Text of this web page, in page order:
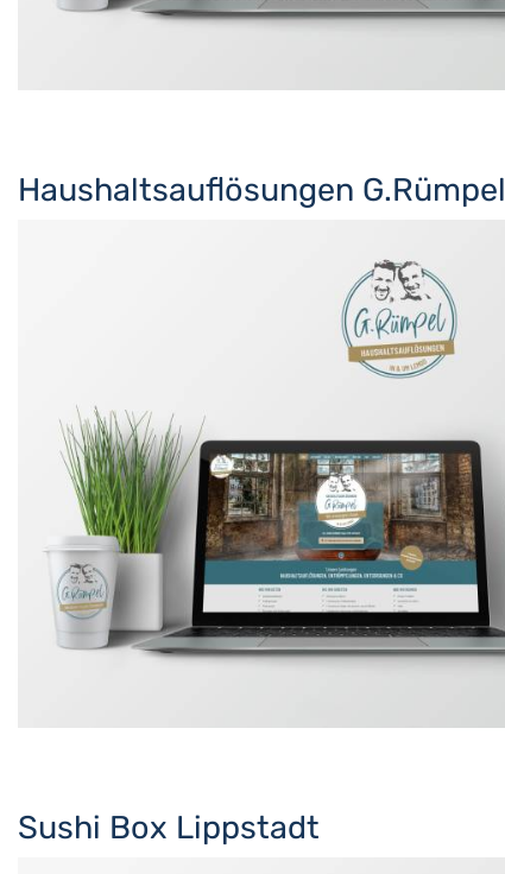
Haushaltsauflösungen G.Rümpel
Sushi Box Lippstadt